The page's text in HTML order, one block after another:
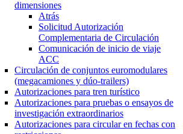
dimensiones
Atrás
Solicitud Autorización
Complementaria de Circulación
Comunicación de inicio de viaje
ACC
Circulación de conjuntos euromodulares
(megacamiones y dúo-trailers)
Autorizaciones para tren turístico
Autorizaciones para pruebas o ensayos de
investigación extraordinarios
Autorizaciones para circular en fechas con